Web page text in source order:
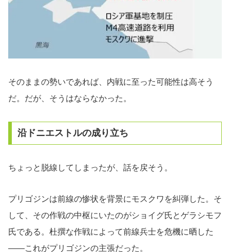
そのままの勢いであれば、内戦に至った可能性は高そう
だ。だが、そうはならなかった。
沿ドニエストルの成り立ち
ちょっと脱線してしまったが、話を戻そう。
プリゴジンは前線の惨状を背景にモスクワを糾弾した。そ
して、その作戦の中枢にいたのがショイグ氏とゲラシモフ
氏である。杜撰な作戦によって前線兵士を危機に晒した
――これがプリゴジンの主張だった。